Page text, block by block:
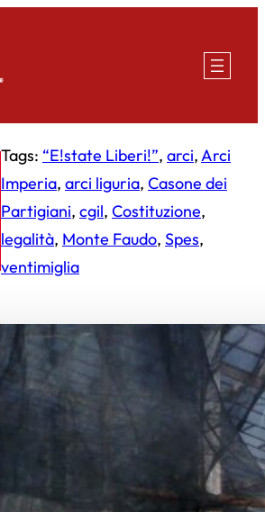
Tags: “E!state Liberi!”, arci, Arci
Imperia, arci liguria, Casone dei
Partigiani, cgil, Costituzione
legalità, Monte Faudo, Spes
ventimiglia